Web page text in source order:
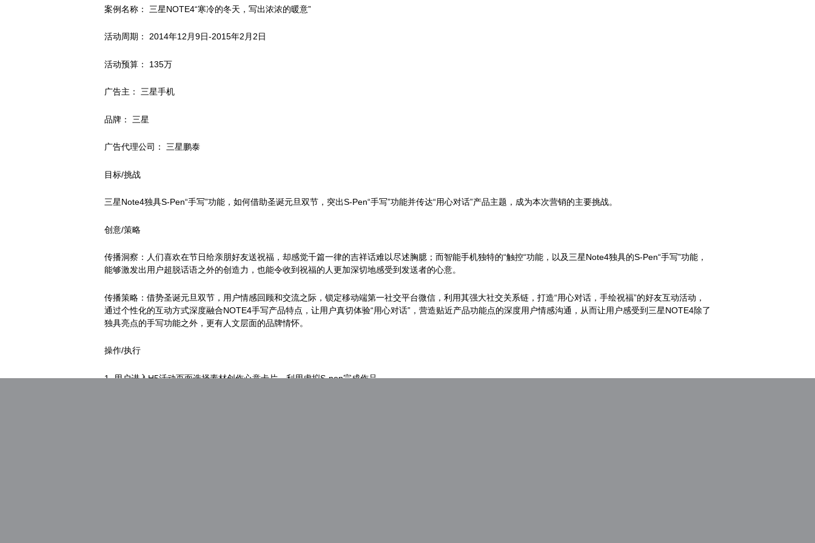
案例名称： 三星NOTE4“寒冷的冬天，写出浓浓的暖意”
活动周期： 2014年12月9日-2015年2月2日
活动预算： 135万
广告主： 三星手机
品牌： 三星
广告代理公司： 三星鹏泰
目标/挑战
三星Note4独具S-Pen“手写”功能，如何借助圣诞元旦双节，突出S-Pen“手写”功能并传达“用心对话”产品主题，成为本次营销的主要挑战。
创意/策略
传播洞察：人们喜欢在节日给亲朋好友送祝福，却感觉千篇一律的吉祥话难以尽述胸臆；而智能手机独特的“触控“功能，以及三星Note4独具的S-Pen“手写”功能，
能够激发出用户超脱话语之外的创造力，也能令收到祝福的人更加深切地感受到发送者的心意。
传播策略：借势圣诞元旦双节，用户情感回顾和交流之际，锁定移动端第一社交平台微信，利用其强大社交关系链，打造“用心对话，手绘祝福”的好友互动活动，
通过个性化的互动方式深度融合NOTE4手写产品特点，让用户真切体验“用心对话”，营造贴近产品功能点的深度用户情感沟通，从而让用户感受到三星NOTE4除了
独具亮点的手写功能之外，更有人文层面的品牌情怀。
操作/执行
1. 用户进入H5活动页面选择素材创作心意卡片，利用虚拟S-pen完成作品